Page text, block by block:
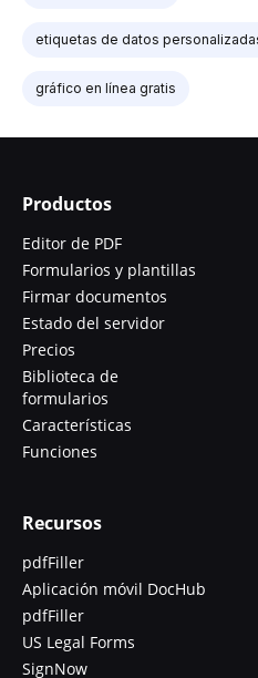
etiquetas de datos
gráfico en línea gratis
Productos
Editor de PDF
Formularios y plantillas
Firmar documentos
Estado del servidor
Precios
Biblioteca de
formularios
Características
Funciones
Recursos
pdfFiller
Aplicación móvil DocHub
pdfFiller
US Legal Forms
SignNow